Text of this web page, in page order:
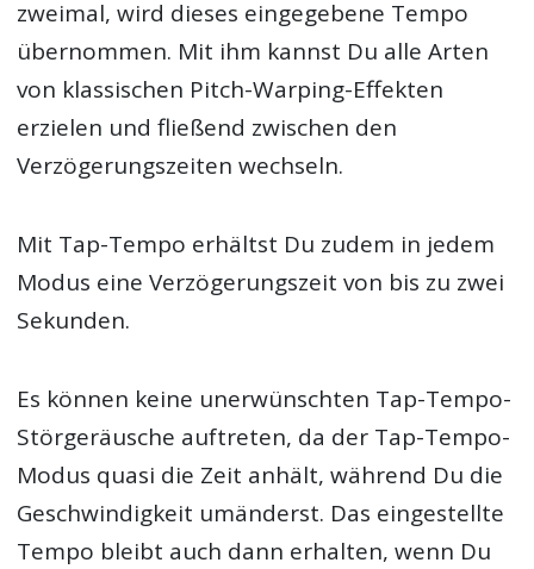
zweimal, wird dieses eingegebene Tempo
übernommen. Mit ihm kannst Du alle Arten
von klassischen Pitch-Warping-Effekten
erzielen und fließend zwischen den
Verzögerungszeiten wechseln.
Mit Tap-Tempo erhältst Du zudem in jedem
Modus eine Verzögerungszeit von bis zu zwei
Sekunden.
Es können keine unerwünschten Tap-Tempo-
Störgeräusche auftreten, da der Tap-Tempo-
Modus quasi die Zeit anhält, während Du die
Geschwindigkeit umänderst. Das eingestellte
Tempo bleibt auch dann erhalten, wenn Du